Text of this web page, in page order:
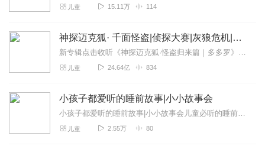
儿童 15.11万 114
神探迈克狐· 千面怪盗|侦探大赛|灰狼危机|多多罗
新专辑点击收听《神探迈克狐·怪盗归来篇｜多多罗》！！！>>>点击进入主播橱窗购买《神探迈克狐》系列图书吧!<<<多多罗故事【点击前往】收听多多罗其他好玩有趣的故...
儿童 24.64亿 834
小孩子都爱听的睡前故事|小小故事会
小孩子都爱听的睡前故事|小小故事会儿童必听的睡前小故事贺贺妈妈原创童话故事小小故事给孩子们带来喜爱的同时，也激发了孩子们的心智，也让孩子们变得懂事。关键词：小故...
儿童 2.55万 80